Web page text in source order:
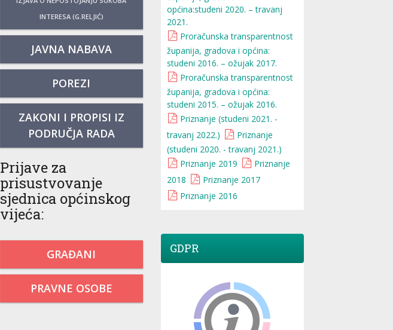
INTERESA (G.RELJIĆ)
JAVNA NABAVA
POREZI
ZAKONI I PROPISI IZ
PODRUČJA RADA
Prijave za
prisustvovanje
sjednica općinskog
vijeća:
GRAĐANI
PRAVNE OSOBE
općina:studeni 2020. – travanj
2021.
Proračunska transparentnost
županija, gradova i općina:
studeni 2016. – ožujak 2017.
Proračunska transparentnost
županija, gradova i općina:
studeni 2015. – ožujak 2016.
Priznanje (studeni 2021. -
travanj 2022.)
Priznanje
(studeni 2020. - travanj 2021.)
Priznanje 2019
Priznanje
2018
Priznanje 2017
Priznanje 2016
GDPR